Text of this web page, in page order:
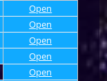
Open
Open
Open
Open
Open